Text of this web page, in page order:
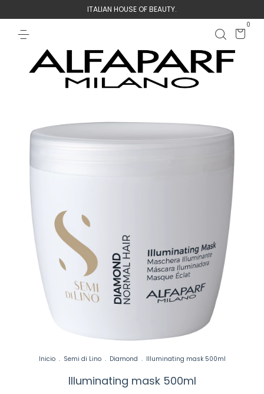
ITALIAN HOUSE OF BEAUTY.
0
Inicio . Semi di Lino . Diamond . Illuminating mask 500ml
Illuminating mask 500ml